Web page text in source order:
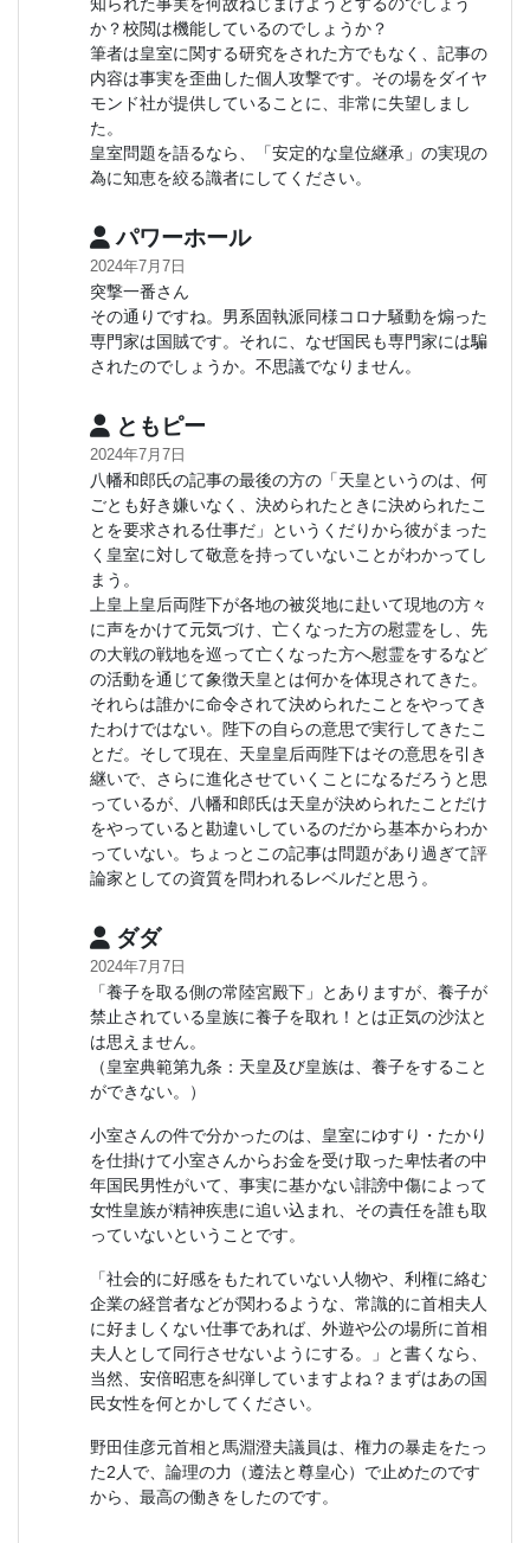
か？校閲は機能しているのでしょうか？
筆者は皇室に関する研究をされた方でもなく、記事の
内容は事実を歪曲した個人攻撃です。その場をダイヤ
モンド社が提供していることに、非常に失望しまし
た。
皇室問題を語るなら、「安定的な皇位継承」の実現の
為に知恵を絞る識者にしてください。
パワーホール
2024年7月7日
突撃一番さん
その通りですね。男系固執派同様コロナ騒動を煽った
専門家は国賊です。それに、なぜ国民も専門家には騙
されたのでしょうか。不思議でなりません。
ともピー
2024年7月7日
八幡和郎氏の記事の最後の方の「天皇というのは、何
ごとも好き嫌いなく、決められたときに決められたこ
とを要求される仕事だ」というくだりから彼がまった
く皇室に対して敬意を持っていないことがわかってし
まう。
上皇上皇后両陛下が各地の被災地に赴いて現地の方々
に声をかけて元気づけ、亡くなった方の慰霊をし、先
の大戦の戦地を巡って亡くなった方へ慰霊をするなど
の活動を通じて象徴天皇とは何かを体現されてきた。
それらは誰かに命令されて決められたことをやってき
たわけではない。陛下の自らの意思で実行してきたこ
とだ。そして現在、天皇皇后両陛下はその意思を引き
継いで、さらに進化させていくことになるだろうと思
っているが、八幡和郎氏は天皇が決められたことだけ
をやっていると勘違いしているのだから基本からわか
っていない。ちょっとこの記事は問題があり過ぎて評
論家としての資質を問われるレベルだと思う。
ダダ
2024年7月7日
「養子を取る側の常陸宮殿下」とありますが、養子が
禁止されている皇族に養子を取れ！とは正気の沙汰と
は思えません。
（皇室典範第九条：天皇及び皇族は、養子をすること
ができない。）
小室さんの件で分かったのは、皇室にゆすり・たかり
を仕掛けて小室さんからお金を受け取った卑怯者の中
年国民男性がいて、事実に基かない誹謗中傷によって
女性皇族が精神疾患に追い込まれ、その責任を誰も取
っていないということです。
「社会的に好感をもたれていない人物や、利権に絡む
企業の経営者などが関わるような、常識的に首相夫人
に好ましくない仕事であれば、外遊や公の場所に首相
夫人として同行させないようにする。」と書くなら、
当然、安倍昭恵を糾弾していますよね？まずはあの国
民女性を何とかしてください。
野田佳彦元首相と馬淵澄夫議員は、権力の暴走をたっ
た2人で、論理の力（遵法と尊皇心）で止めたのです
から、最高の働きをしたのです。